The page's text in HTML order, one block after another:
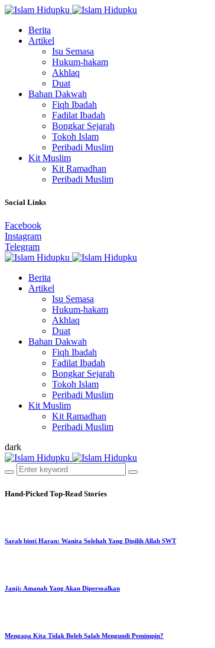
Berita
Artikel
Isu Semasa
Hukum-hakam
Akhlaq
Duat
Bahan Dakwah
Fiqh Ibadah
Fadilat Ibadah
Bongkar Sejarah
Tokoh Islam
Peribadi Muslim
Kit Muslim
Kit Ramadhan
Peribadi Muslim
Social Links
Facebook
Instagram
Telegram
Berita
Artikel
Isu Semasa
Hukum-hakam
Akhlaq
Duat
Bahan Dakwah
Fiqh Ibadah
Fadilat Ibadah
Bongkar Sejarah
Tokoh Islam
Peribadi Muslim
Kit Muslim
Kit Ramadhan
Peribadi Muslim
dark
Hand-Picked Top-Read Stories
Sarah binti Haran: Wanita Solehah Yang Dipilih Allah SWT
Janji: Amanah Yang Akan Dipersoalkan
Mengapa Kita Tidak Boleh Salah Mengundi Pemimpin?